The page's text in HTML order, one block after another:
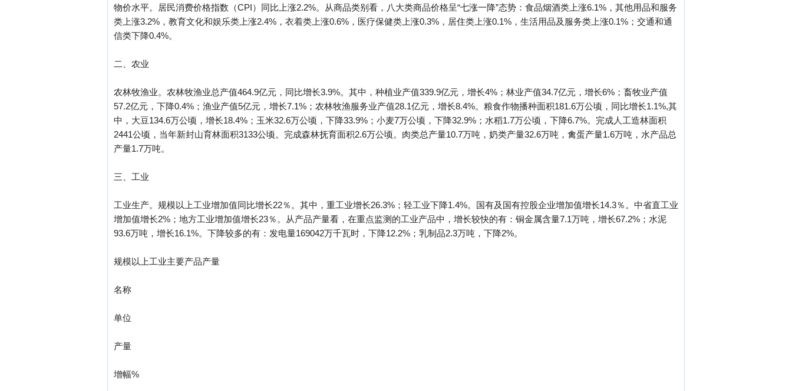
物价水平。居民消费价格指数（CPI）同比上涨2.2%。从商品类别看，八大类商品价格呈“七涨一降”态势：食品烟酒类上涨6.1%，其他用品和服务
类上涨3.2%，教育文化和娱乐类上涨2.4%，衣着类上涨0.6%，医疗保健类上涨0.3%，居住类上涨0.1%，生活用品及服务类上涨0.1%；交通和通
信类下降0.4%。
二、农业
农林牧渔业。农林牧渔业总产值464.9亿元，同比增长3.9%。其中，种植业产值339.9亿元，增长4%；林业产值34.7亿元，增长6%；畜牧业产值
57.2亿元，下降0.4%；渔业产值5亿元，增长7.1%；农林牧渔服务业产值28.1亿元，增长8.4%。粮食作物播种面积181.6万公顷，同比增长1.1%,其
中，大豆134.6万公顷，增长18.4%；玉米32.6万公顷，下降33.9%；小麦7万公顷，下降32.9%；水稻1.7万公顷，下降6.7%。完成人工造林面积
2441公顷，当年新封山育林面积3133公顷。完成森林抚育面积2.6万公顷。肉类总产量10.7万吨，奶类产量32.6万吨，禽蛋产量1.6万吨，水产品总
产量1.7万吨。
三、工业
工业生产。规模以上工业增加值同比增长22％。其中，重工业增长26.3%；轻工业下降1.4%。国有及国有控股企业增加值增长14.3％。中省直工业
增加值增长2%；地方工业增加值增长23％。从产品产量看，在重点监测的工业产品中，增长较快的有：铜金属含量7.1万吨，增长67.2%；水泥
93.6万吨，增长16.1%。下降较多的有：发电量169042万千瓦时，下降12.2%；乳制品2.3万吨，下降2%。
规模以上工业主要产品产量
名称
单位
产量
增幅%